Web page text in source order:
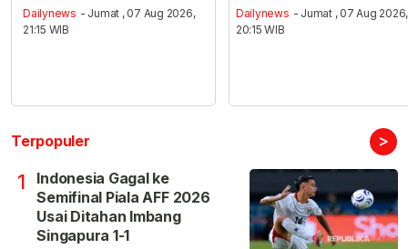
Dailynews - Jumat , 07 Aug 2026,
21:15 WIB
Dailynews - Jumat , 07 Aug 2026,
20:15 WIB
Terpopuler >
1
Indonesia Gagal ke
Semifinal Piala AFF 2026
Usai Ditahan Imbang
Singapura 1-1